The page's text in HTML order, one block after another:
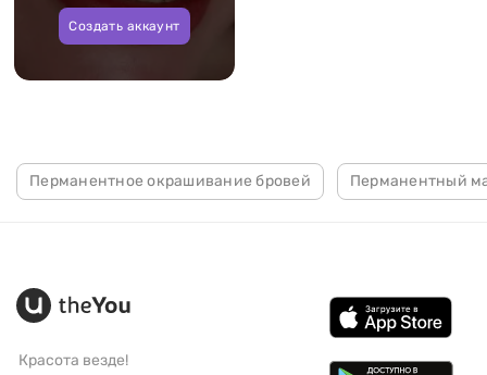
Создать аккаунт
Перманентное окрашивание бровей Перманентный
Красота везде!